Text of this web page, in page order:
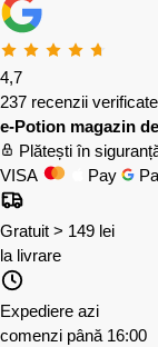
4,7
237 recenzii verificate
e-Potion magazin
Plătești în
VISA
Pay
Gratuit > 149 lei
la livrare
Expediere azi
comenzi până 16:00